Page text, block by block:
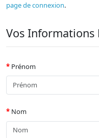
page de connexion.
Vos Informations
Prénom
Nom